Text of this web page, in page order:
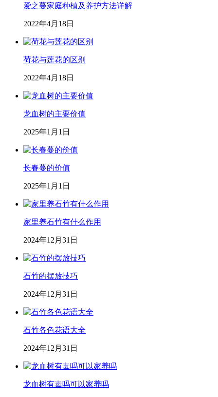
爱之蔓家庭种植及养护方法详解
2022年4月18日
荷花与莲花的区别
2022年4月18日
龙血树的主要价值
2025年1月1日
长春蔓的价值
2025年1月1日
家里养石竹有什么作用
2024年12月31日
石竹的摆放技巧
2024年12月31日
石竹各色花语大全
2024年12月31日
龙血树有毒吗可以家养吗